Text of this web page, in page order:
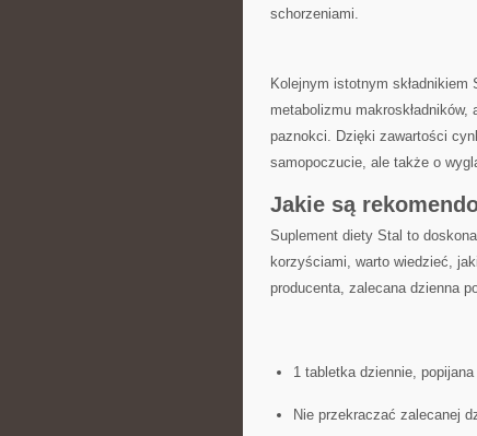
schorzeniami.
Kolejnym istotnym⁣
metabolizmu
paznokci. Dzięki‌ zawartości
samopoczucie, ‌ale także o
Jakie są
Suplement diety‍ Stal to
⁤korzyściami, warto ⁣wiedzieć,
producenta, zalecana ‍dzienna
1 tabletka dziennie,
Nie przekraczać zalecanej